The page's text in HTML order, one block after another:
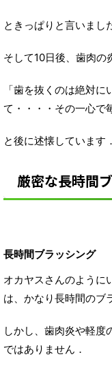
ときっぱりと言いまし
そして10日後、歯肉の
「歯を抜くのは絶対
て・・・・その一心で
と後に述懐しています．
厳密な長時間
長時間ブラッシング
オカヤスさんのように
は、かなり長時間のブ
しかし、歯肉炎や軽度
ではありません．